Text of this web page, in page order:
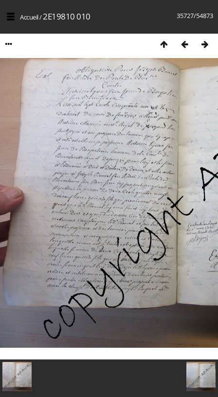
35727/54873
Accueil/2E19810 010